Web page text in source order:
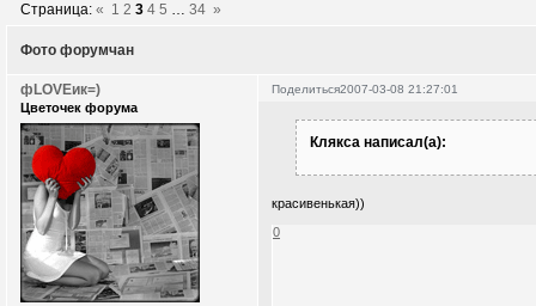
Фото форумчан
Страница:« 1 2 3 4 5 … 34 »
Поделиться2007-03-08 21:27:01
фLOVEик=)
Цветочек форума
Клякса написал(а):
красивенькая))
0